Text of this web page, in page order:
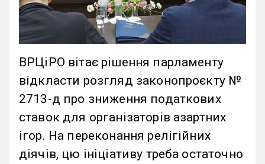
ВРЦіРО вітає рішення парламенту
відкласти розгляд законопроєкту №
2713-д про зниження податкових
ставок для організаторів азартних
ігор. На переконання релігійних
діячів, цю ініціативу треба остаточно